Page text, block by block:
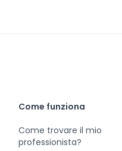
Come funziona
Come trovare il mio
professionista?